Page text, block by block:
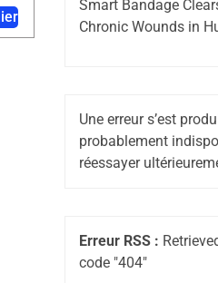
Smart Bandage
Chronic Wounds in
Une erreur s’est
probablement
réessayer
Erreur RSS :
code "404"